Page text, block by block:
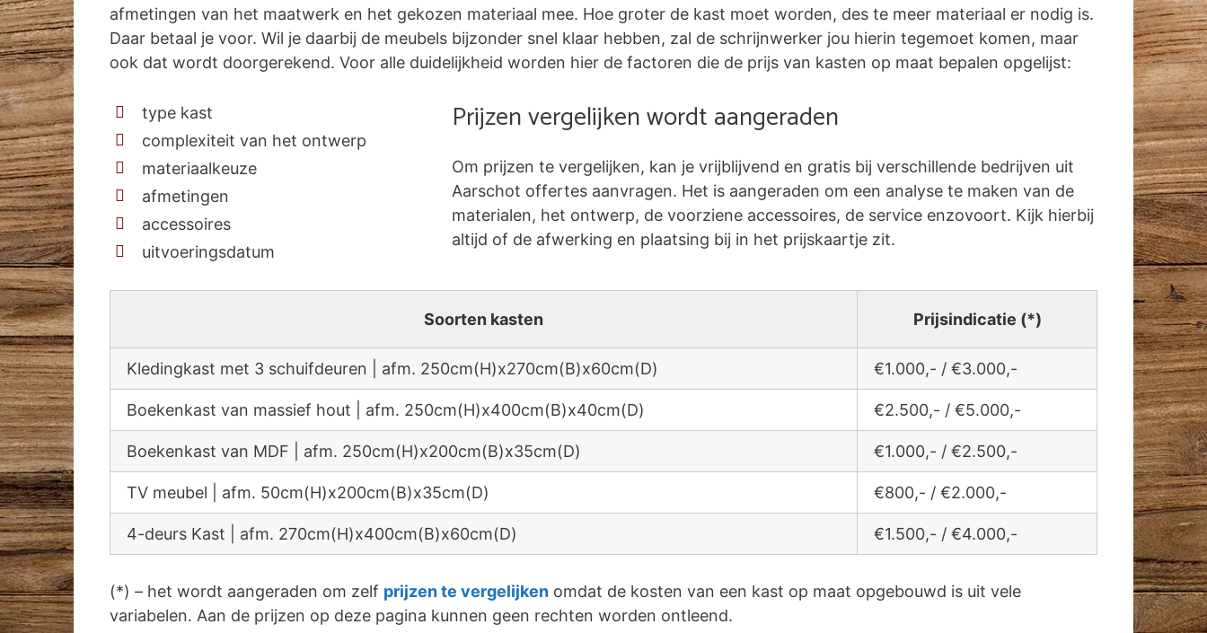
afmetingen van het maatwerk en het gekozen materiaal mee. Hoe groter de kast moet worden, des te meer materiaal er nodig is.
Daar betaal je voor. Wil je daarbij de meubels bijzonder snel klaar hebben, zal de schrijnwerker jou hierin tegemoet komen, maar
ook dat wordt doorgerekend. Voor alle duidelijkheid worden hier de factoren die de prijs van kasten op maat bepalen opgelijst:
type kast
complexiteit van het ontwerp
materiaalkeuze
afmetingen
accessoires
uitvoeringsdatum
Prijzen vergelijken wordt aangeraden
Om prijzen te vergelijken, kan je vrijblijvend en gratis bij verschillende bedrijven uit
Aarschot offertes aanvragen. Het is aangeraden om een analyse te maken van de
materialen, het ontwerp, de voorziene accessoires, de service enzovoort. Kijk hierbij
altijd of de afwerking en plaatsing bij in het prijskaartje zit.
Soorten kasten Prijsindicatie (*)
Kledingkast met 3 schuifdeuren | afm. 250cm(H)x270cm(B)x60cm(D) €1.000,- / €3.000,-
Boekenkast van massief hout | afm. 250cm(H)x400cm(B)x40cm(D) €2.500,- / €5.000,-
Boekenkast van MDF | afm. 250cm(H)x200cm(B)x35cm(D) €1.000,- / €2.500,-
TV meubel | afm. 50cm(H)x200cm(B)x35cm(D) €800,- / €2.000,-
4-deurs Kast | afm. 270cm(H)x400cm(B)x60cm(D) €1.500,- / €4.000,-
(*) – het wordt aangeraden om zelf prijzen te vergelijken omdat de kosten van een kast op maat opgebouwd is uit vele
variabelen. Aan de prijzen op deze pagina kunnen geen rechten worden ontleend.